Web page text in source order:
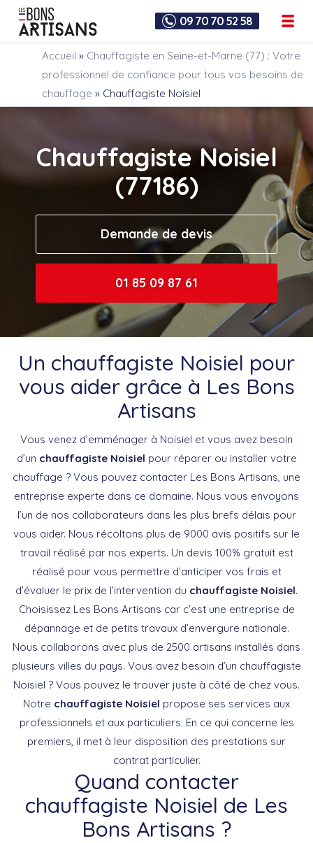
09 70 70 52 58
Accueil » Chauffagiste en Seine-et-Marne (77) : Votre
professionnel de confiance pour tous vos besoins de
chauffage » Chauffagiste Noisiel
Chauffagiste Noisiel
(77186)
Demande de devis
01 85 09 87 61
Un chauffagiste Noisiel pour
vous aider grâce à Les Bons
Artisans
Vous venez d’emménager à Noisiel et vous avez besoin
d’un chauffagiste Noisiel pour réparer ou installer votre
chauffage ? Vous pouvez contacter Les Bons Artisans, une
entreprise experte dans ce domaine. Nous vous envoyons
l’un de nos collaborateurs dans les plus brefs délais pour
vous aider. Nous récoltons plus de 9000 avis positifs sur le
travail réalisé par nos experts. Un devis 100% gratuit est
réalisé pour vous permettre d’anticiper vos frais et
d’évaluer le prix de l’intervention du chauffagiste Noisiel.
Choisissez Les Bons Artisans car c’est une entreprise de
dépannage et de petits travaux d’envergure nationale.
Nous collaborons avec plus de 2500 artisans installés dans
plusieurs villes du pays. Vous avez besoin d’un chauffagiste
Noisiel ? Vous pouvez le trouver juste à côté de chez vous.
Notre chauffagiste Noisiel propose ses services aux
professionnels et aux particuliers. En ce qui concerne les
premiers, il met à leur disposition des prestations sur
contrat particulier.
Quand contacter
chauffagiste Noisiel de Les
Bons Artisans ?